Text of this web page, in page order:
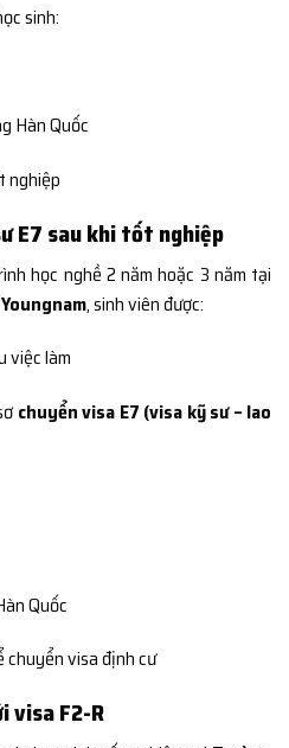
sinh:
Hàn Quốc
nghiệp
E7 sau khi tốt nghiệp
học nghề 2 năm hoặc 3 năm tại
, sinh viên được:
việc làm
chuyển visa E7 (visa kỹ sư – lao
Quốc
chuyển visa định cư
visa F2-R